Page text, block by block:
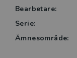
Bearbetare:
Serie:
Ämnesområde: